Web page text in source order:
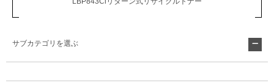
サブカテゴリを選ぶ